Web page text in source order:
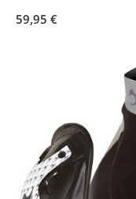
Regulärer Preis:
59,95 €